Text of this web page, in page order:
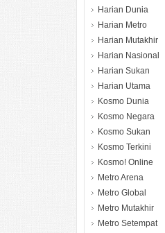
Harian Dunia
Harian Metro
Harian Mutakhir
Harian Nasional
Harian Sukan
Harian Utama
Kosmo Dunia
Kosmo Negara
Kosmo Sukan
Kosmo Terkini
Kosmo! Online
Metro Arena
Metro Global
Metro Mutakhir
Metro Setempat